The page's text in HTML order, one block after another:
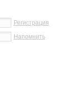
Регистрация
Напомнить